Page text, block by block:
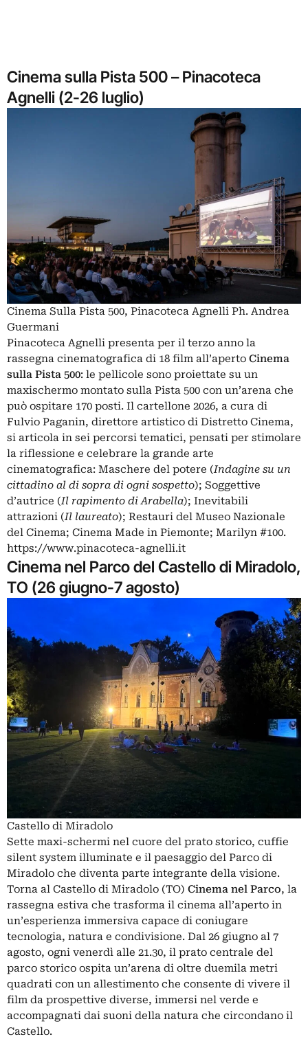
Cinema sulla Pista 500 – Pinacoteca
Agnelli (2-26 luglio)
Cinema Sulla Pista 500, Pinacoteca Agnelli Ph. Andrea
Guermani
Pinacoteca Agnelli presenta per il terzo anno la
rassegna cinematografica di 18 film all’aperto Cinema
sulla Pista 500: le pellicole sono proiettate su un
maxischermo montato sulla Pista 500 con un’arena che
può ospitare 170 posti. Il cartellone 2026, a cura di
Fulvio Paganin, direttore artistico di Distretto Cinema,
si articola in sei percorsi tematici, pensati per stimolare
la riflessione e celebrare la grande arte
cinematografica: Maschere del potere (Indagine su un
cittadino al di sopra di ogni sospetto); Soggettive
d’autrice (Il rapimento di Arabella); Inevitabili
attrazioni (Il laureato); Restauri del Museo Nazionale
del Cinema; Cinema Made in Piemonte; Marilyn #100.
https://www.pinacoteca-agnelli.it
Cinema nel Parco del Castello di Miradolo,
TO (26 giugno-7 agosto)
Castello di Miradolo
Sette maxi-schermi nel cuore del prato storico, cuffie
silent system illuminate e il paesaggio del Parco di
Miradolo che diventa parte integrante della visione.
Torna al Castello di Miradolo (TO) Cinema nel Parco, la
rassegna estiva che trasforma il cinema all’aperto in
un’esperienza immersiva capace di coniugare
tecnologia, natura e condivisione. Dal 26 giugno al 7
agosto, ogni venerdì alle 21.30, il prato centrale del
parco storico ospita un’arena di oltre duemila metri
quadrati con un allestimento che consente di vivere il
film da prospettive diverse, immersi nel verde e
accompagnati dai suoni della natura che circondano il
Castello.